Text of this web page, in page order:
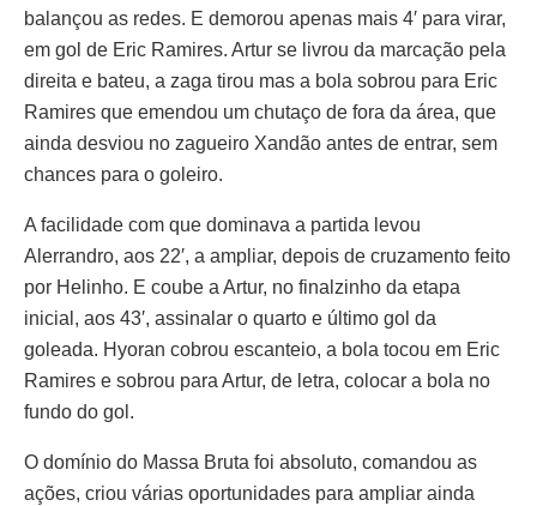
balançou as redes. E demorou apenas mais 4′ para virar,
em gol de Eric Ramires. Artur se livrou da marcação pela
direita e bateu, a zaga tirou mas a bola sobrou para Eric
Ramires que emendou um chutaço de fora da área, que
ainda desviou no zagueiro Xandão antes de entrar, sem
chances para o goleiro.
A facilidade com que dominava a partida levou
Alerrandro, aos 22′, a ampliar, depois de cruzamento feito
por Helinho. E coube a Artur, no finalzinho da etapa
inicial, aos 43′, assinalar o quarto e último gol da
goleada. Hyoran cobrou escanteio, a bola tocou em Eric
Ramires e sobrou para Artur, de letra, colocar a bola no
fundo do gol.
O domínio do Massa Bruta foi absoluto, comandou as
ações, criou várias oportunidades para ampliar ainda